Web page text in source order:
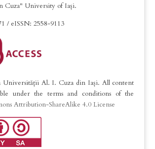
Cuza" University of Iași.
/ eISSN: 2558-9113
Universității Al. I. Cuza din Iași. All content
under the terms and conditions of the
Attribution-ShareAlike 4.0 License